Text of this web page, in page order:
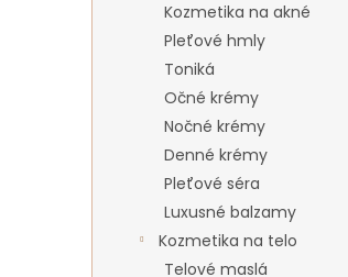
Kozmetika na akné
Pleťové hmly
Toniká
Očné krémy
Nočné krémy
Denné krémy
Pleťové séra
Luxusné balzamy
Kozmetika na telo
Telové maslá